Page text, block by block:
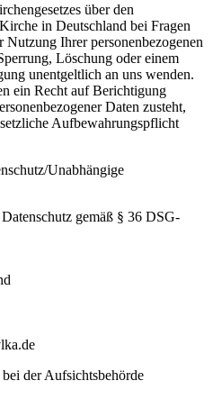
über den
in Deutschland bei Fragen
Ihrer personenbezogenen
Löschung oder einem
unentgeltlich an uns wenden.
ein Recht auf Berichtigung
Daten zusteht,
Aufbewahrungspflicht
Unabhängige
gemäß § 36 DSG-
der Aufsichtsbehörde